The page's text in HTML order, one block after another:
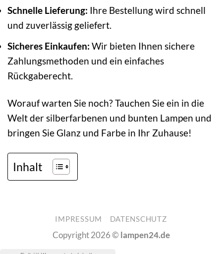
Schnelle Lieferung: Ihre Bestellung wird schnell
und zuverlässig geliefert.
Sicheres Einkaufen: Wir bieten Ihnen sichere
Zahlungsmethoden und ein einfaches
Rückgaberecht.
Worauf warten Sie noch? Tauchen Sie ein in die
Welt der silberfarbenen und bunten Lampen und
bringen Sie Glanz und Farbe in Ihr Zuhause!
Inhalt
IMPRESSUM DATENSCHUTZ
Copyright 2026 © lampen24.de